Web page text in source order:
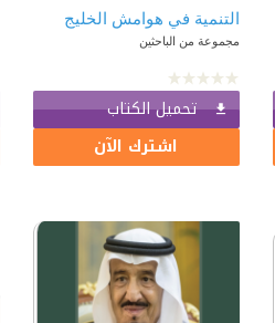
التنمية في هوامش الخليج
مجموعة من الباحثين
تحميل الكتاب
اشترك الآن